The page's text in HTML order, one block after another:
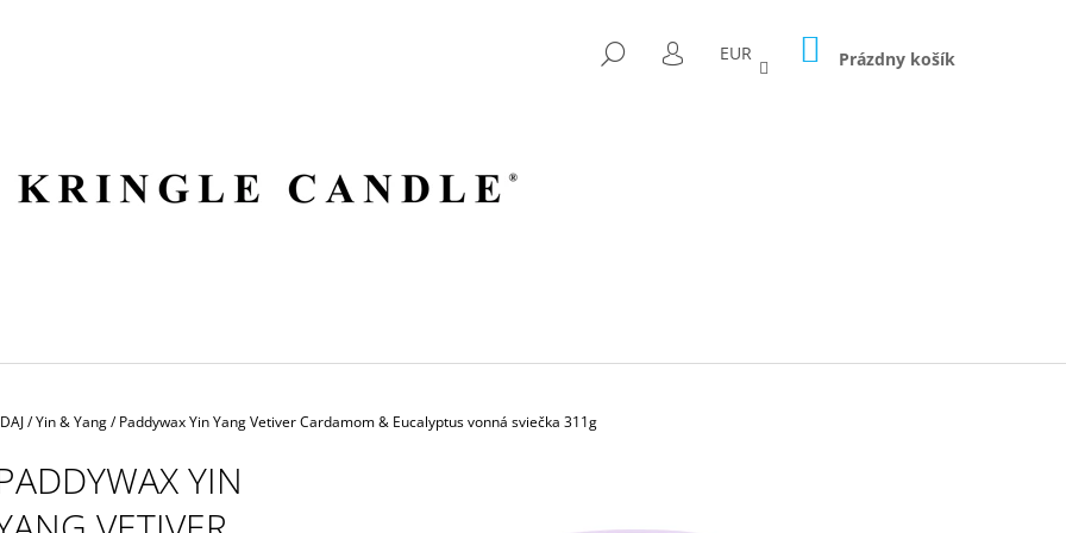
HĽADAŤ
PRIHLÁSENIE
EUR NÁKUPNÝ
KOŠÍK
Prázdny košík
/Yin & Yang/ Paddywax Yin Yang Vetiver Cardamom & Eucalyptus vonná sviečka 311g
YIN
HERMANOS APOTHECARY